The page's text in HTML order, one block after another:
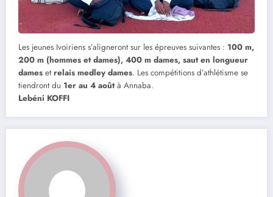
Les jeunes Ivoiriens s’aligneront sur les épreuves suivantes : 100 m,
200 m (hommes et dames), 400 m dames, saut en longueur
dames etrelais medley dames. Les compétitions d’athlétisme se
tiendront du 1er au 4 aoûtà Annaba.
Lebéni KOFFI